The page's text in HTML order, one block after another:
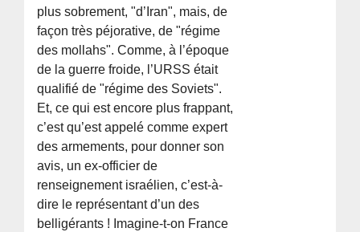
plus sobrement, "d’Iran", mais, de
façon très péjorative, de "régime
des mollahs". Comme, à l’époque
de la guerre froide, l’URSS était
qualifié de "régime des Soviets".
Et, ce qui est encore plus frappant,
c’est qu’est appelé comme expert
des armements, pour donner son
avis, un ex-officier de
renseignement israélien, c’est-à-
dire le représentant d’un des
belligérants ! Imagine-t-on France